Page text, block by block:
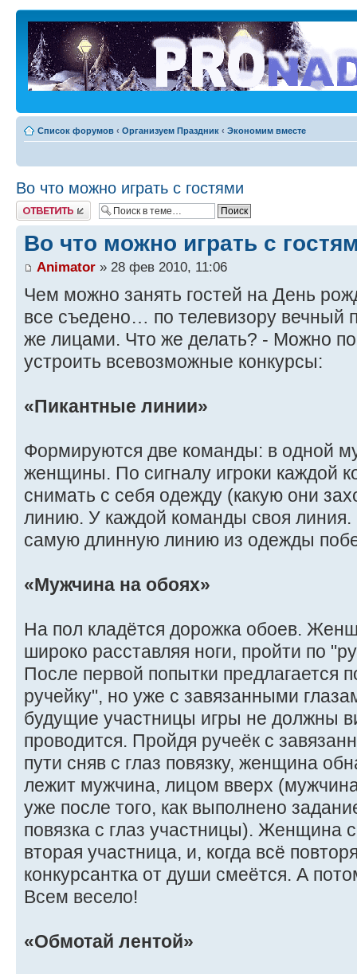
Список форумов ‹ Организуем Праздник ‹ Экономим вместе
Во что можно играть с гостями
Ответить
Во что можно играть с
Animator » 28 фев 2010, 11:06
Чем можно занять гостей на День
все съедено… по телевизору вечный
же лицами. Что же делать? - Можно
устроить всевозможные конкурсы:
«Пикантные линии»
Формируются две команды: в одной
женщины. По сигналу игроки каждой
снимать с себя одежду (какую они
линию. У каждой команды своя
самую длинную линию из одежды
«Мужчина на обоях»
Hа пол кладётся дорожка обоев.
широко расставляя ноги, пройти по
После первой попытки предлагается
ручейку", но уже с завязанными
будущие участницы игры не должны
проводится. Пройдя ручеёк с
пути сняв с глаз повязку, женщина
лежит мужчина, лицом вверх
уже после того, как выполнено
повязка с глаз участницы). Женщина
вторая участница, и, когда всё
конкурсантка от души смеётся. А
Всем весело!
«Обмотай лентой»